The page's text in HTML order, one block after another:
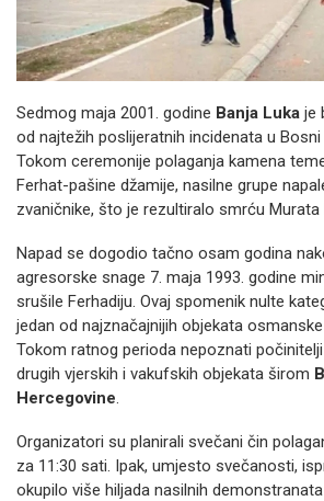
Sedmog maja 2001. godine Banja Luka je
od najtežih poslijeratnih incidenata u Bosni
Tokom ceremonije polaganja kamena
Ferhat-pašine džamije, nasilne grupe
zvaničnike, što je rezultiralo smrću Murata
Napad se dogodio tačno osam godina
agresorske snage 7. maja 1993. godine
srušile Ferhadiju. Ovaj spomenik nulte
jedan od najznačajnijih objekata
Tokom ratnog perioda nepoznati
drugih vjerskih i vakufskih objekata širom
Hercegovine.
Organizatori su planirali svečani čin
za 11:30 sati. Ipak, umjesto svečanosti,
okupilo više hiljada nasilnih